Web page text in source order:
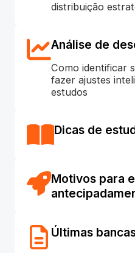
distribuição
Análise de
Como identificar
fazer ajustes
estudos
Dicas de
Motivos para
Últimas